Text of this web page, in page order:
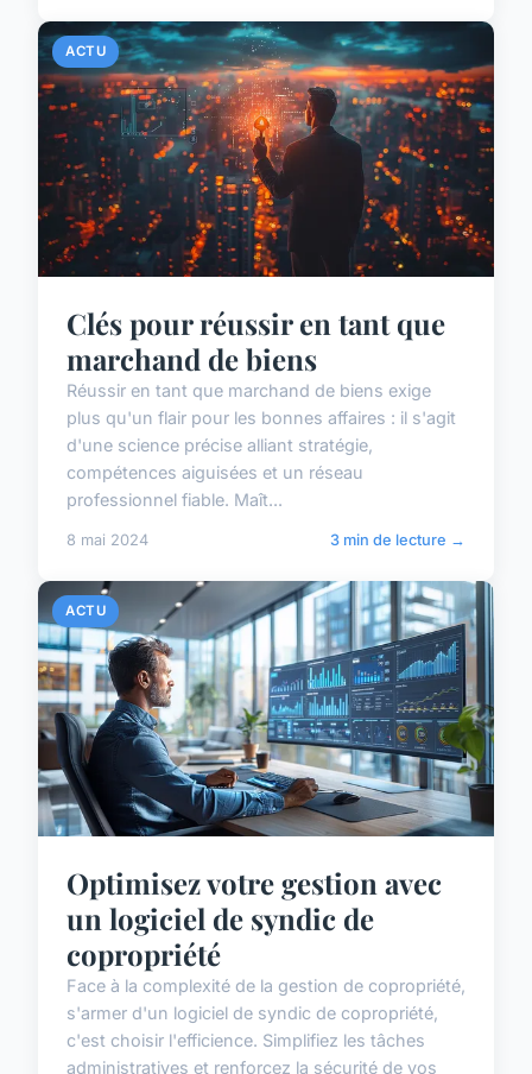
ACTU
Clés pour réussir en tant que
marchand de biens
Réussir en tant que marchand de biens exige
plus qu'un flair pour les bonnes affaires : il s'agit
d'une science précise alliant stratégie,
compétences aiguisées et un réseau
professionnel fiable. Maît...
8 mai 2024 3 min de lecture →
ACTU
Optimisez votre gestion avec
un logiciel de syndic de
copropriété
Face à la complexité de la gestion de copropriété,
s'armer d'un logiciel de syndic de copropriété,
c'est choisir l'efficience. Simplifiez les tâches
administratives et renforcez la sécurité de vos